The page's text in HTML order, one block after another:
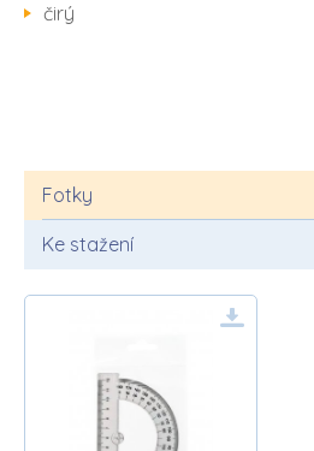
čirý
Fotky
Ke stažení